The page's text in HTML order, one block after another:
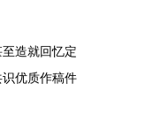
造就回忆定
优质作稿件